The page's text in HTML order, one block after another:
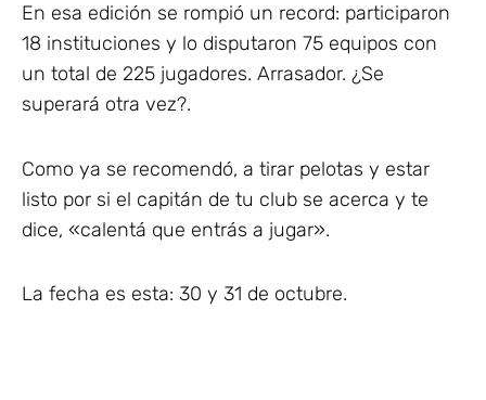
En esa edición se rompió un record: participaron
18 instituciones y lo disputaron 75 equipos con
un total de 225 jugadores. Arrasador. ¿Se
superará otra vez?.
Como ya se recomendó, a tirar pelotas y estar
listo por si el capitán de tu club se acerca y te
dice, «calentá que entrás a jugar».
La fecha es esta: 30 y 31 de octubre.